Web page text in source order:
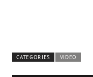
CATEGORIES VIDEO